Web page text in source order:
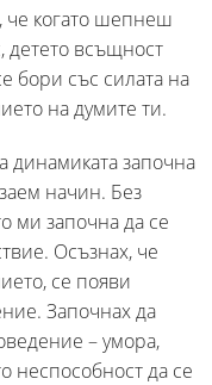
че когато шепнеш
детето всъщност
бори със силата на
на думите ти.
динамиката започна
начин. Без
ми започна да се
Осъзнах, че
се появи
Започнах да
– умора,
неспособност да се